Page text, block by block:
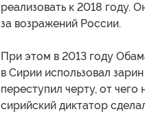
реализовать к 2018 году.
за возражений России.
При этом в 2013 году
в Сирии использовал
переступил черту, от
сирийский диктатор